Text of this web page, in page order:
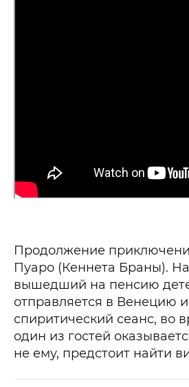
Продолжение
Пуаро (Кеннета Браны). На
вышедший на пенсию
отправляется в Венецию
спиритический сеанс, во
один из гостей
не ему, предстоит найти